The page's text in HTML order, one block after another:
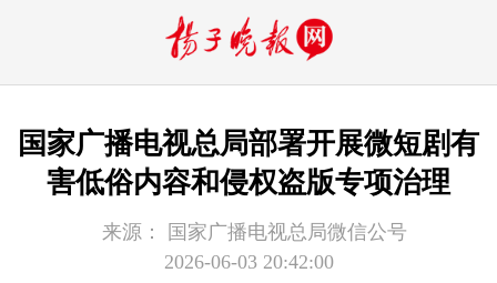
国家广播电视总局部署开展微短剧有
害低俗内容和侵权盗版专项治理
来源：
国家广播电视总局微信公号
2026-06-03 20:42:00